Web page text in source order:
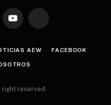
YouTube TikTok
AEW FACEBOOK
reserved.